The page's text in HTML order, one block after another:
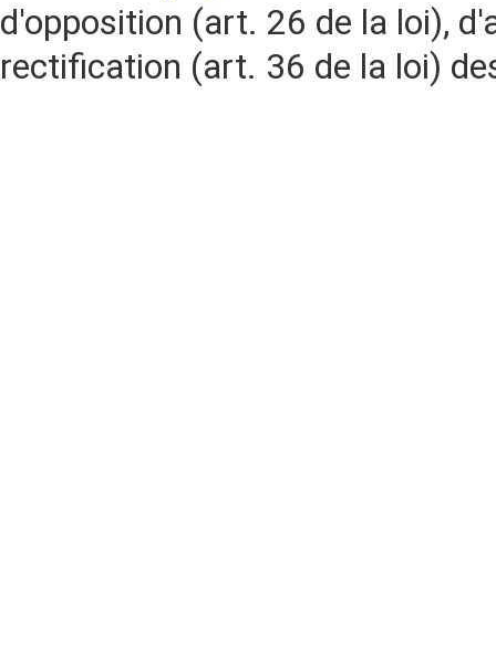
d'opposition (art. 26 de la loi),
rectification (art. 36 de la loi)